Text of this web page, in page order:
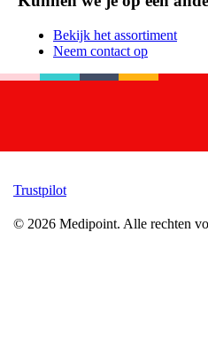
Bekijk het assortiment
Neem contact op
Trustpilot
© 2026 Medipoint. Alle rechten